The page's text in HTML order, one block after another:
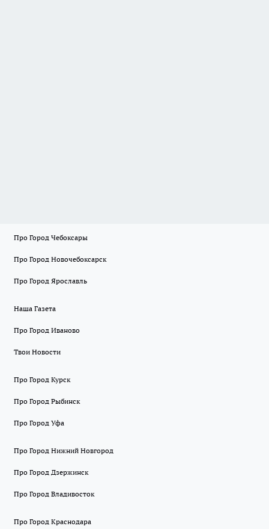
Про Город Чебоксары
Про Город Новочебоксарск
Про Город Ярославль
Наша Газета
Про Город Иваново
Твои Новости
Про Город Курск
Про Город Рыбинск
Про Город Уфа
Про Город Нижний Новгород
Про Город Дзержинск
Про Город Владивосток
Про Город Краснодара